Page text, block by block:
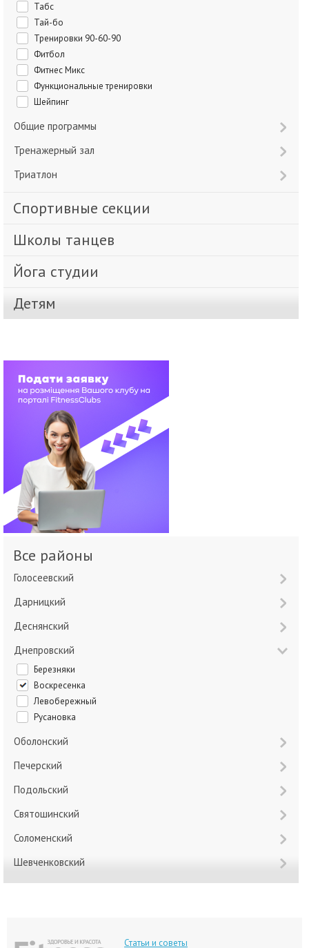
Табс
Тай-бо
Тренировки 90-60-90
Фитбол
Фитнес Микс
Функциональные тренировки
Шейпинг
Общие программы
Тренажерный зал
Триатлон
Спортивные секции
Школы танцев
Йога студии
Детям
Все районы
Голосеевский
Дарницкий
Деснянский
Днепровский
Березняки
Воскресенка
Левобережный
Русановка
Оболонский
Печерский
Подольский
Святошинский
Соломенский
Шевченковский
Статьи и советы